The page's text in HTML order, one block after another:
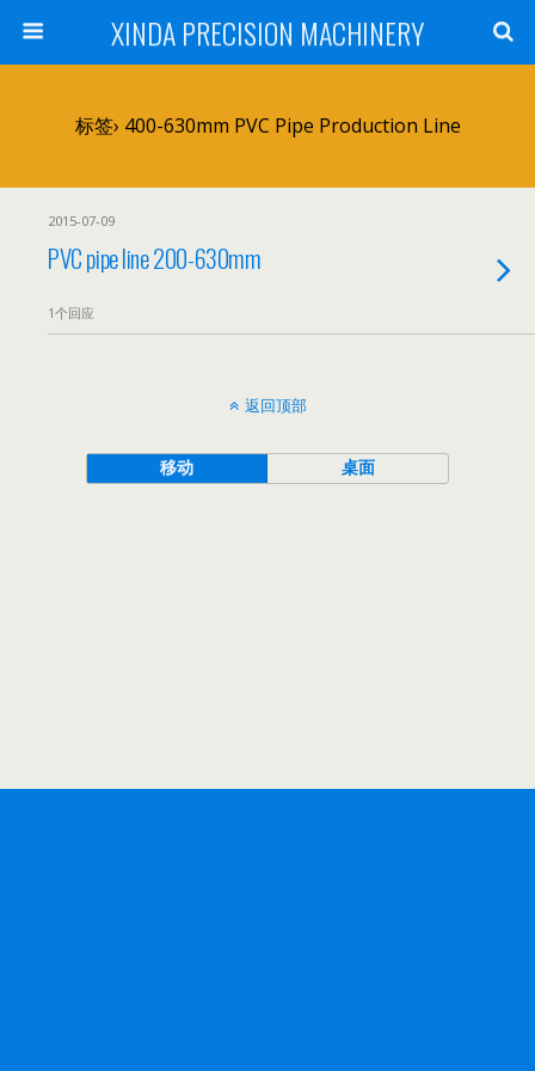
XINDA PRECISION MACHINERY
标签› 400-630mm PVC Pipe Production Line
2015-07-09
PVC pipe line 200-630mm
1个回应
返回顶部
移动 桌面